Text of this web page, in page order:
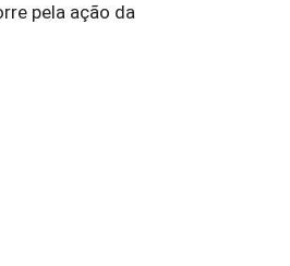
pela ação da